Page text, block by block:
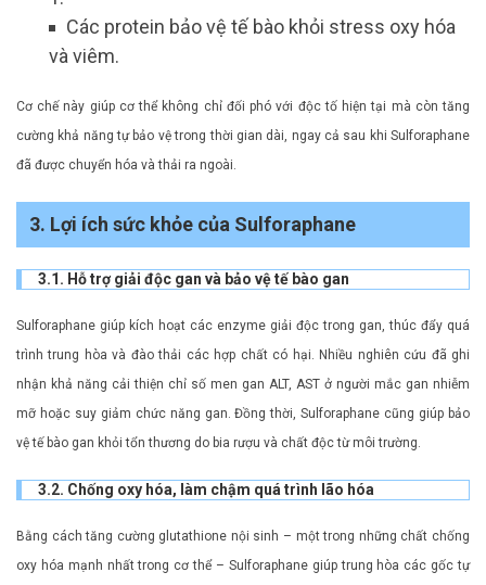
Các protein bảo vệ tế bào khỏi stress oxy hóa
và viêm.
Cơ chế này giúp cơ thể không chỉ đối phó với độc tố hiện tại mà còn tăng
cường khả năng tự bảo vệ trong thời gian dài, ngay cả sau khi Sulforaphane
đã được chuyển hóa và thải ra ngoài.
3. Lợi ích sức khỏe của Sulforaphane
3.1. Hỗ trợ giải độc gan và bảo vệ tế bào gan
Sulforaphane giúp kích hoạt các enzyme giải độc trong gan, thúc đẩy quá
trình trung hòa và đào thải các hợp chất có hại. Nhiều nghiên cứu đã ghi
nhận khả năng cải thiện chỉ số men gan ALT, AST ở người mắc gan nhiễm
mỡ hoặc suy giảm chức năng gan. Đồng thời, Sulforaphane cũng giúp bảo
vệ tế bào gan khỏi tổn thương do bia rượu và chất độc từ môi trường.
3.2. Chống oxy hóa, làm chậm quá trình lão hóa
Bằng cách tăng cường glutathione nội sinh – một trong những chất chống
oxy hóa mạnh nhất trong cơ thể – Sulforaphane giúp trung hòa các gốc tự